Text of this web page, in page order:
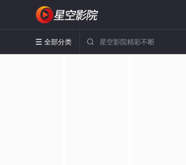
 全部分类 